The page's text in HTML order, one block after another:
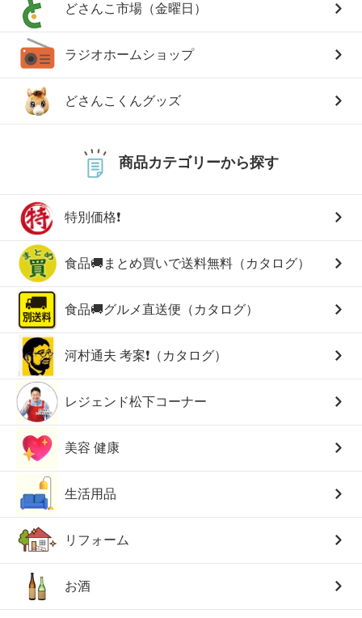
どさんこ市場（金曜日）
ラジオホームショップ
どさんこくんグッズ
商品カテゴリーから探す
特別価格❗
食品🚚まとめ買いで送料無料（カタログ）
食品🚚グルメ直送便（カタログ）
河村通夫 考案❗（カタログ）
レジェンド松下コーナー
美容 健康
生活用品
リフォーム
お酒